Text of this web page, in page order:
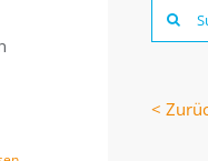
Suche
nach:
<